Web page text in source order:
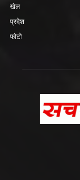
खेल
प्रदेश
फोटो